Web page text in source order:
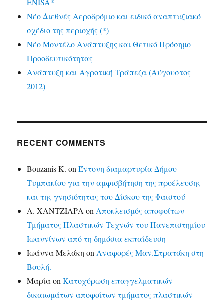
Νέο Διεθνές Αεροδρόμιο και ειδικό αναπτυξιακό
σχέδιο της περιοχής (*)
Νέο Μοντέλο Ανάπτυξης και Θετικό Πρόσημο
Προοδευτικότητας
Ανάπτυξη και Αγροτική Τράπεζα (Αύγουστος
2012)
RECENT COMMENTS
Bouzanis K. onΈντονη διαμαρτυρία Δήμου
Τυμπακίου για την αμφισβήτηση της προέλευσης
και της γνησιότητας του Δίσκου της Φαιστού
Α. ΧΑΝΤΖΙΑΡΑ on Αποκλεισμός αποφοίτων
Τμήματος Πλαστικών Τεχνών του Πανεπιστημίου
Ιωαννίνων από τη δημόσια εκπαίδευση
Ιωάννα Μελάκη on Αναφορές Μαν.Στρατάκη στη
Βουλή.
ΜαρίαonΚατοχύρωση επαγγελματικών
δικαιωμάτων αποφοίτων τμήματος πλαστικών